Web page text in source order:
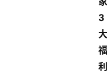
3
大
福
利